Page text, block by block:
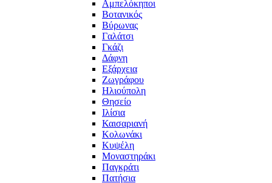
Αμπελόκηποι
Βοτανικός
Βύρωνας
Γαλάτσι
Γκάζι
Δάφνη
Εξάρχεια
Ζωγράφου
Ηλιούπολη
Θησείο
Ιλίσια
Καισαριανή
Κολωνάκι
Κυψέλη
Μοναστηράκι
Παγκράτι
Πατήσια